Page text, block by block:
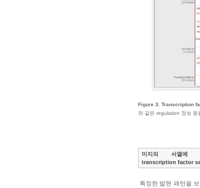
Figure 3. Transcription
와 같은 regulation 정보 등
미지의 서열에
transcription factor
특정한 발현 패턴을